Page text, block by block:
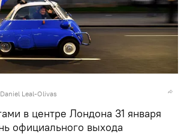
Leal-Olivas
в центре Лондона 31 января
официального выхода